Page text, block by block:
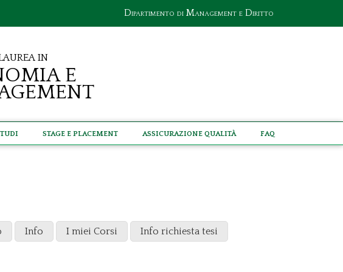
Dipartimento di Management e Diritto
in
e
Stage e Placement Assicurazione Qualità Faq
Info I miei Corsi Info richiesta tesi